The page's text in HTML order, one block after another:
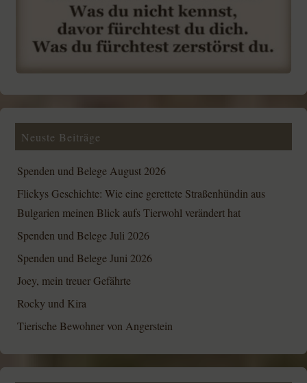
Neuste Beiträge
Spenden und Belege August 2026
Flickys Geschichte: Wie eine gerettete Straßenhündin aus
Bulgarien meinen Blick aufs Tierwohl verändert hat
Spenden und Belege Juli 2026
Spenden und Belege Juni 2026
Joey, mein treuer Gefährte
Rocky und Kira
Tierische Bewohner von Angerstein